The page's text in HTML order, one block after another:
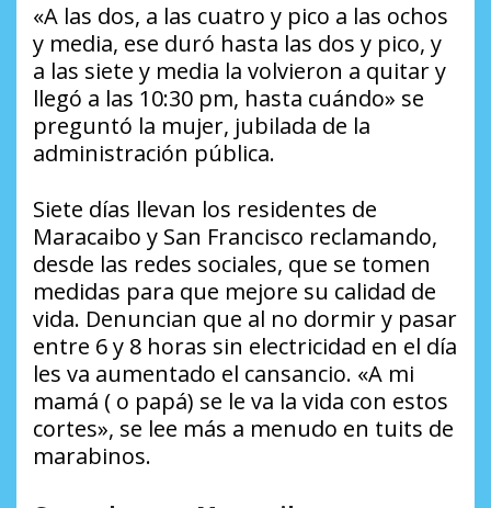
«A las dos, a las cuatro y pico a las ochos
y media, ese duró hasta las dos y pico, y
a las siete y media la volvieron a quitar y
llegó a las 10:30 pm, hasta cuándo» se
preguntó la mujer, jubilada de la
administración pública.
Siete días llevan los residentes de
Maracaibo y San Francisco reclamando,
desde las redes sociales, que se tomen
medidas para que mejore su calidad de
vida. Denuncian que al no dormir y pasar
entre 6 y 8 horas sin electricidad en el día
les va aumentado el cansancio. «A mi
mamá ( o papá) se le va la vida con estos
cortes», se lee más a menudo en tuits de
marabinos.